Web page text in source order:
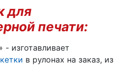
для
печати:
изготавливает
в рулонах на заказ, из